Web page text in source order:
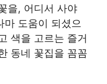
을, 어디서 사야
마 도움이 되셨으
색을 고르는 즐거
동네 꽃집을 꼼꼼